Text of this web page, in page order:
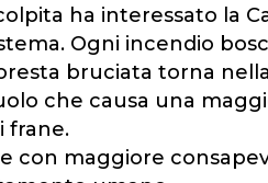
ha interessato la
Ogni incendio
bruciata torna
che causa una
frane.
con maggiore